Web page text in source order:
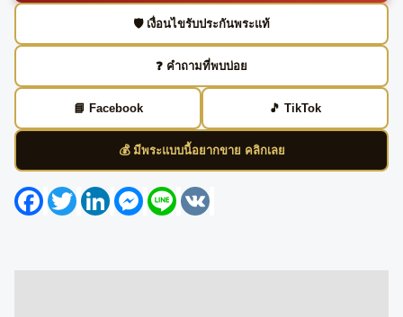
🛡️ เงื่อนไขรับประกันพระแท้
❓ คำถามที่พบบ่อย
📘 Facebook 🎵 TikTok
💰 มีพระแบบนี้อยากขาย คลิกเลย
FacebookTwitterLinkedInMessenger
Line